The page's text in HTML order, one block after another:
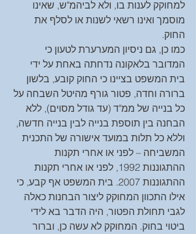
למחוקק לענות בו, ולא לביהמ"ש, שאינו
מוסמך ואינו רשאי לשנות או לסלף את
החוק.
כמו כן, גם ניסיון המערערת לטעון כי
המדובר בלאקונה נדחתה באחת על ידי
בית המשפט בציינו כי החוק קובע, בלשון
ברורה וחדה, פטור גורף מהיטל השבחה על
כל בנייה של ממ"ד (עד גודל מסוים), ללא
הבחנה בין תוספת בנייה לבין בנייה חדשה,
וללא כל תלות במועד אישורה של התכנית
המשביחה – לפני או אחרי תקנות
ההתגוננות 1992, לפני או אחרי תקנות
ההתגוננות 2007. בית המשפט אף קבע, כי
אילו התכוון המחוקק ליצור הבחנות כאלה
לגבי תחולת הפטור, היה הדבר בא לידי
ביטוי בחוק. המחוקק לא עשה כן, וברור